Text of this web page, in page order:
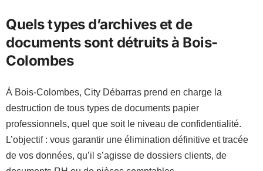
Quels types d’archives et de
documents sont détruits à Bois-
Colombes
À Bois-Colombes, City Débarras prend en charge la
destruction de tous types de documents papier
professionnels, quel que soit le niveau de confidentialité.
L’objectif : vous garantir une élimination définitive et tracée
de vos données, qu’il s’agisse de dossiers clients, de